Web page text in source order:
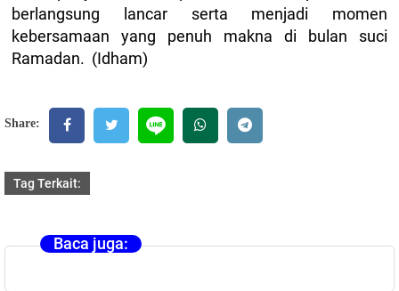
berlangsung lancar serta menjadi momen
kebersamaan yang penuh makna di bulan suci
Ramadan. (Idham)
Share:
Tag Terkait:
Baca juga: